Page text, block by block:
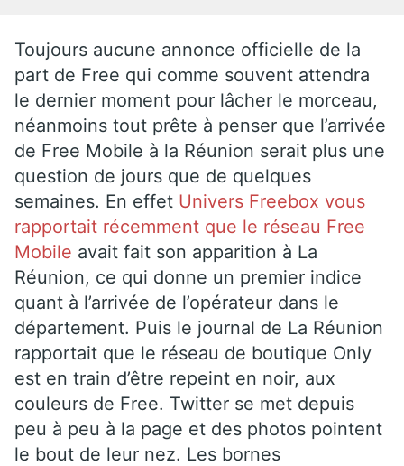
Toujours aucune annonce officielle de la
part de Free qui comme souvent attendra
le dernier moment pour lâcher le morceau,
néanmoins tout prête à penser que l’arrivée
de Free Mobile à la Réunion serait plus une
question de jours que de quelques
semaines. En effet Univers Freebox vous
rapportait récemment que le réseau Free
Mobile avait fait son apparition à La
Réunion, ce qui donne un premier indice
quant à l’arrivée de l’opérateur dans le
département. Puis le journal de La Réunion
rapportait que le réseau de boutique Only
est en train d’être repeint en noir, aux
couleurs de Free. Twitter se met depuis
peu à peu à la page et des photos pointent
le bout de leur nez. Les bornes